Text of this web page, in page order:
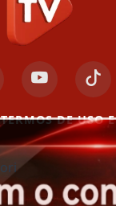
TERMOS DE USO